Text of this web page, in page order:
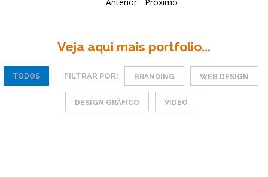
Veja aqui mais portfolio...
TODOS FILTRAR POR: BRANDING WEB DESIGN
DESIGN GRÁFICO VIDEO